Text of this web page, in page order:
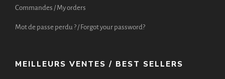
Commandes / My orders
Mot de passe perdu ? / Forgot your password?
MEILLEURS VENTES / BEST SELLERS